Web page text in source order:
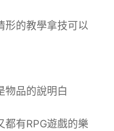
形的教學拿技可以
物品的說明白
都有RPG遊戲的樂